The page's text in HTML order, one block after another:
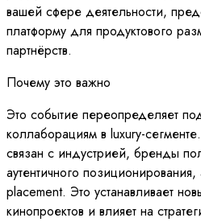
вашей сфере деятельности,
платформу для продуктового
партнёрств.
Почему это важно
Это событие переопределяет
коллаборациям в luxury-
связан с индустрией, бренды
аутентичного
placement. Это устанавливает
кинопроектов и влияет на